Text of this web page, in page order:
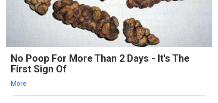
No Poop For More Than 2 Days - It's The
First Sign Of
More